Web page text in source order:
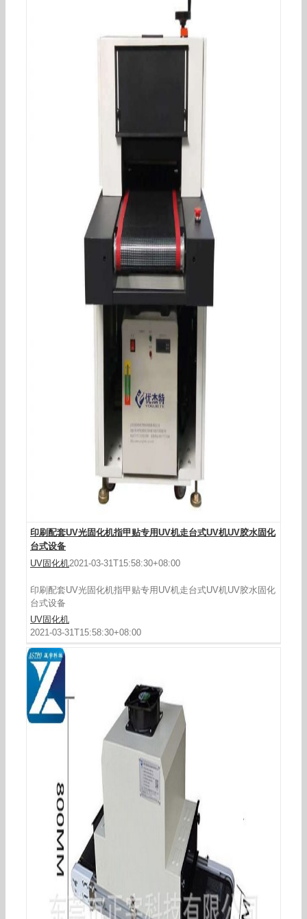
印刷配套UV光固化机指甲贴专用UV机走台式UV机UV胶水固化
台式设备
UV固化机2021-03-31T15:58:30+08:00
印刷配套UV光固化机指甲贴专用UV机走台式UV机UV胶水固化
台式设备
UV固化机
2021-03-31T15:58:30+08:00
UV照射机台式树脂无影胶紫外线UV固化机小型隧
道炉光固机